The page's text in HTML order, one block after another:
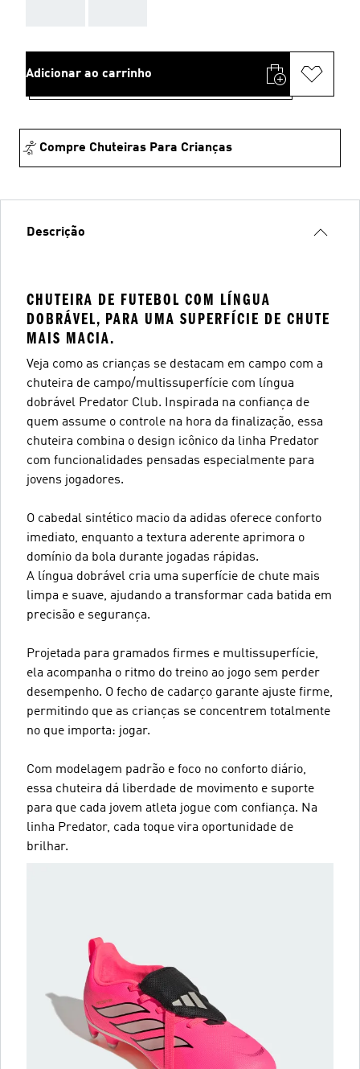
Adicionar ao carrinho
Compre Chuteiras Para Crianças
Descrição
CHUTEIRA DE FUTEBOL COM LÍNGUA
DOBRÁVEL, PARA UMA SUPERFÍCIE DE CHUTE
MAIS MACIA.
Veja como as crianças se destacam em campo com a
chuteira de campo/multissuperfície com língua
dobrável Predator Club. Inspirada na confiança de
quem assume o controle na hora da finalização, essa
chuteira combina o design icônico da linha Predator
com funcionalidades pensadas especialmente para
jovens jogadores.
O cabedal sintético macio da adidas oferece conforto
imediato, enquanto a textura aderente aprimora o
domínio da bola durante jogadas rápidas.
A língua dobrável cria uma superfície de chute mais
limpa e suave, ajudando a transformar cada batida em
precisão e segurança.
Projetada para gramados firmes e multissuperfície,
ela acompanha o ritmo do treino ao jogo sem perder
desempenho. O fecho de cadarço garante ajuste firme,
permitindo que as crianças se concentrem totalmente
no que importa: jogar.
Com modelagem padrão e foco no conforto diário,
essa chuteira dá liberdade de movimento e suporte
para que cada jovem atleta jogue com confiança. Na
linha Predator, cada toque vira oportunidade de
brilhar.